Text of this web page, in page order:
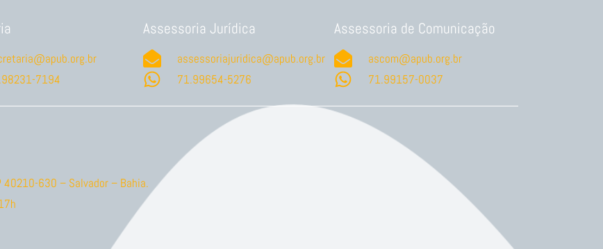
7194
Assessoria Jurídica
assessoriajuridica@apub.org.br
71.99654-5276
Assessoria de Comunicação
ascom@apub.org.br
71.99157-0037
40210-630 – Salvador – Bahia.